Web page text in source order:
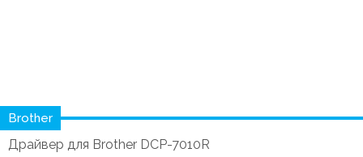
Brother
Драйвер для Brother DCP-7010R